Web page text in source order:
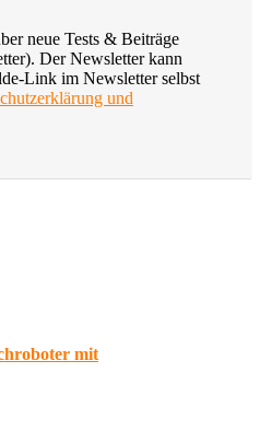
neue Tests & Beiträge
Der Newsletter kann
Link im Newsletter selbst
und
mit